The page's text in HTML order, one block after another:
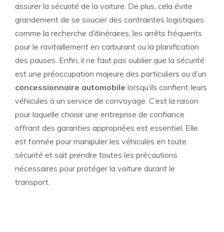
assurer la sécurité de la voiture. De plus, cela évite
grandement de se soucier des contraintes logistiques
comme la recherche d’itinéraires, les arrêts fréquents
pour le ravitaillement en carburant ou la planification
des pauses. Enfin, il ne faut pas oublier que la sécurité
est une préoccupation majeure des particuliers ou d’un
concessionnaire automobile lorsqu’ils confient leurs
véhicules à un service de convoyage. C’est la raison
pour laquelle choisir une entreprise de confiance
offrant des garanties appropriées est essentiel. Elle
est formée pour manipuler les véhicules en toute
sécurité et sait prendre toutes les précautions
nécessaires pour protéger la voiture durant le
transport.